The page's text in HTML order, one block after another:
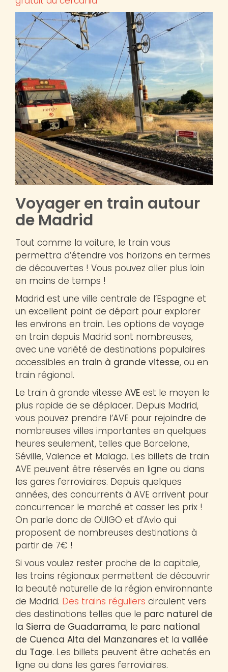
Voyager en train autour
de Madrid
Tout comme la voiture, le train vous
permettra d’étendre vos horizons en termes
de découvertes ! Vous pouvez aller plus loin
en moins de temps !
Madrid est une ville centrale de l’Espagne et
un excellent point de départ pour explorer
les environs en train. Les options de voyage
en train depuis Madrid sont nombreuses,
avec une variété de destinations populaires
accessibles en train à grande vitesse, ou en
train régional.
Le train à grande vitesse AVE est le moyen le
plus rapide de se déplacer. Depuis Madrid,
vous pouvez prendre l’AVE pour rejoindre de
nombreuses villes importantes en quelques
heures seulement, telles que Barcelone,
Séville, Valence et Malaga. Les billets de train
AVE peuvent être réservés en ligne ou dans
les gares ferroviaires. Depuis quelques
années, des concurrents à AVE arrivent pour
concurrencer le marché et casser les prix !
On parle donc de OUIGO et d’Avlo qui
proposent de nombreuses destinations à
partir de 7€ !
Si vous voulez rester proche de la capitale,
les trains régionaux permettent de découvrir
la beauté naturelle de la région environnante
de Madrid. Des trains réguliers circulent vers
des destinations telles que le parc naturel de
la Sierra de Guadarrama, le parc national
de Cuenca Alta del Manzanares et la vallée
du Tage. Les billets peuvent être achetés en
ligne ou dans les gares ferroviaires.